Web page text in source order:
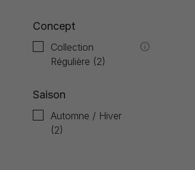
Concept
Collection
Régulière (2)
Saison
Automne / Hiver
(2)